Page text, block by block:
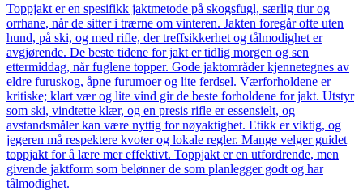
Toppjakt er en spesifikk jaktmetode på skogsfugl, særlig tiur og
orrhane, når de sitter i trærne om vinteren. Jakten foregår ofte uten
hund, på ski, og med rifle, der treffsikkerhet og tålmodighet er
avgjørende. De beste tidene for jakt er tidlig morgen og sen
ettermiddag, når fuglene topper. Gode jaktområder kjennetegnes av
eldre furuskog, åpne furumoer og lite ferdsel. Værforholdene er
kritiske; klart vær og lite vind gir de beste forholdene for jakt. Utstyr
som ski, vindtette klær, og en presis rifle er essensielt, og
avstandsmåler kan være nyttig for nøyaktighet. Etikk er viktig, og
jegeren må respektere kvoter og lokale regler. Mange velger guidet
toppjakt for å lære mer effektivt. Toppjakt er en utfordrende, men
givende jaktform som belønner de som planlegger godt og har
tålmodighet.